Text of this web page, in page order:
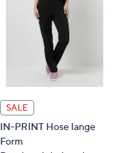
Länge: ca. 72/
lange Form
legere
wir
Körperhöhe
wir
Körperhöhe
SALE
IN-PRINT Hose lange
Form